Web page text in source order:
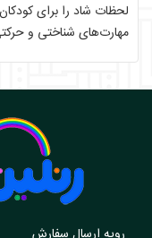
لحظات شاد را برای
مهارت‌های شناختی و